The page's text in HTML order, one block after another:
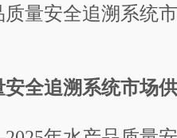
安全追溯系统市
全追溯系统市场